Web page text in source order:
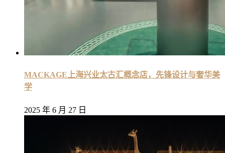
MACKAGE上海兴业太古汇概念店，先锋设计与奢华美
学
2025 年 6 月 27 日